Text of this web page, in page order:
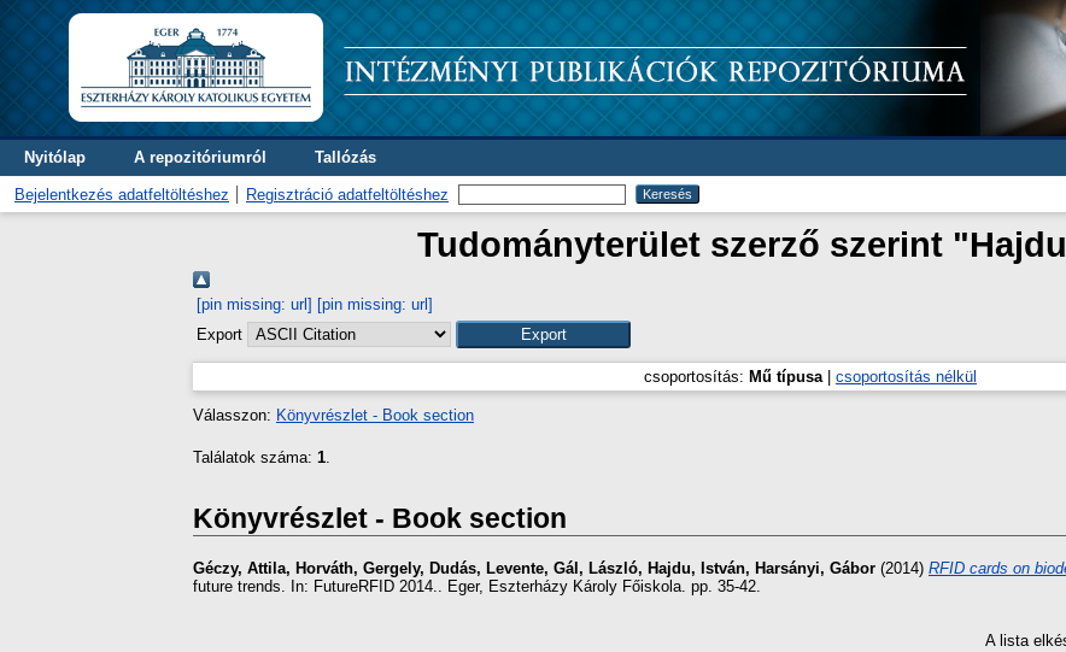
Nyitólap A repozitóriumról Tallózás
Bejelentkezés adatfeltöltéshez Regisztráció adatfeltöltéshez
Tudományterület szerző szerint "
[pin missing: url] [pin missing: url]
Export
csoportosítás: Mű típusa| csoportosítás nélkül
Válasszon: Könyvrészlet - Book section
Találatok száma: 1.
Könyvrészlet - Book section
Géczy, Attila, Horváth, Gergely, Dudás, Levente, Gál, László, Hajdu, István, Harsányi, Gábor (2014) RFID cards on
future trends. In: FutureRFID 2014.. Eger, Eszterházy Károly Főiskola. pp. 35-42.
A lista